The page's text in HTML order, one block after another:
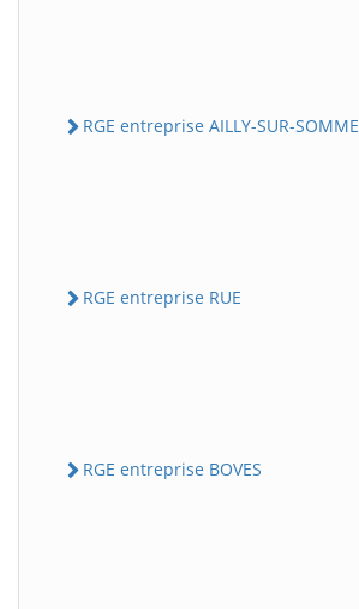
RGE entreprise AILLY-SUR-SOMME
RGE entreprise RUE
RGE entreprise BOVES